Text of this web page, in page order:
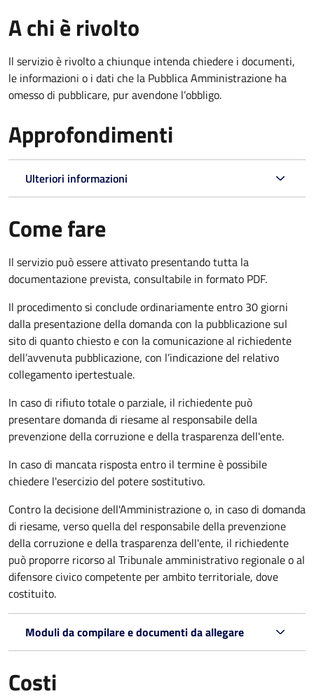
A chi è rivolto
Il servizio è rivolto a chiunque intenda chiedere i documenti,
le informazioni o i dati che la Pubblica Amministrazione ha
omesso di pubblicare, pur avendone l’obbligo.
Approfondimenti
Ulteriori informazioni
Come fare
Il servizio può essere attivato presentando tutta la
documentazione prevista, consultabile in formato PDF.
Il procedimento si conclude ordinariamente entro 30 giorni
dalla presentazione della domanda con la pubblicazione sul
sito di quanto chiesto e con la comunicazione al richiedente
dell’avvenuta pubblicazione, con l’indicazione del relativo
collegamento ipertestuale.
In caso di rifiuto totale o parziale, il richiedente può
presentare domanda di riesame al responsabile della
prevenzione della corruzione e della trasparenza dell'ente.
In caso di mancata risposta entro il termine è possibile
chiedere l'esercizio del potere sostitutivo.
Contro la decisione dell'Amministrazione o, in caso di domanda
di riesame, verso quella del responsabile della prevenzione
della corruzione e della trasparenza dell'ente, il richiedente
può proporre ricorso al Tribunale amministrativo regionale o al
difensore civico competente per ambito territoriale, dove
costituito.
Moduli da compilare e documenti da allegare
Costi